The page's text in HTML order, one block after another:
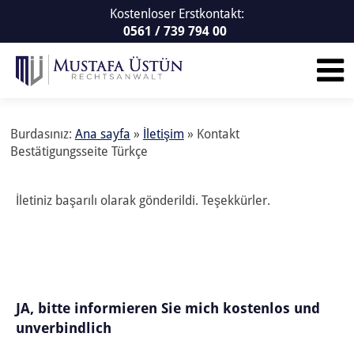
Kostenloser Erstkontakt:
0561 / 739 794 00
Burdasınız: Ana sayfa » İletişim » Kontakt
Bestätigungsseite Türkçe
İletiniz başarılı olarak gönderildi. Teşekkürler.
JA, bitte informieren Sie mich kostenlos und
unverbindlich